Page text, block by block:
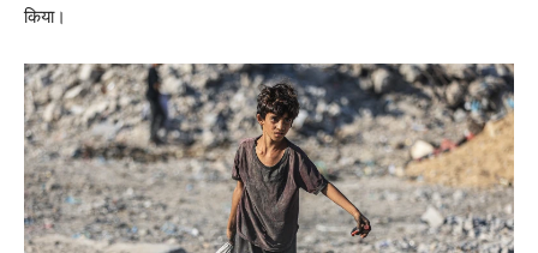
किया।